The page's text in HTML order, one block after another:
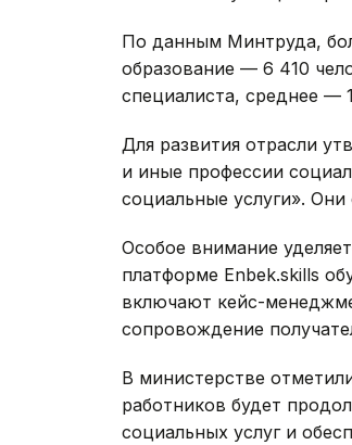
По данным Минтруда,
образование — 6 410
специалиста, среднее —
Для развития отрасли
и иные профессии
социальные услуги».
Особое внимание
платформе Enbek.skills
включают кейс-
сопровождение
В министерстве
работников будет
социальных услуг и